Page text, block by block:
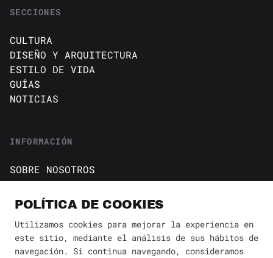
SECCIONES
CULTURA
DISEÑO Y ARQUITECTURA
ESTILO DE VIDA
GUÍAS
NOTICIAS
INFORMACIÓN
SOBRE NOSOTROS
CONTACTO
Política de cookies
BÚSQUEDA
POLÍTICA DE COOKIES
Utilizamos cookies para mejorar la experiencia en
este sitio, mediante el análisis de sus hábitos de
navegación. Si continua navegando, consideramos